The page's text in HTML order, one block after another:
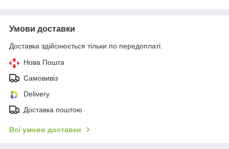
Умови доставки
Доставка здійснюється тільки по передоплаті.
Нова Пошта
Самовивіз
Delivery
Доставка поштою
Всі умови доставки